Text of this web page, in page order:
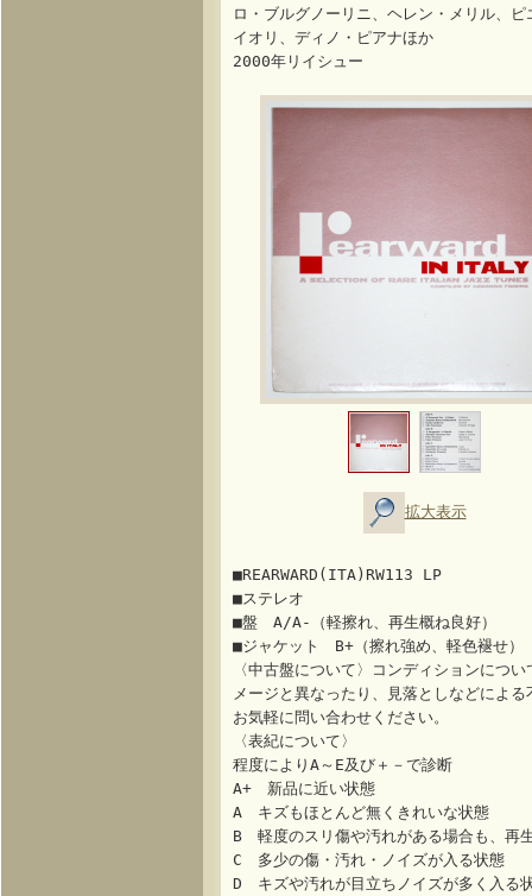
ロ・ブルグノーリニ、ヘレン・メリル、
イオリ、ディノ・ピアナほか
2000年リイシュー
拡大表示
■REARWARD(ITA)RW113 LP
■ステレオ
■盤 A/A-（軽擦れ、再生概ね良好）
■ジャケット B+（擦れ強め、軽色褪せ）
〈中古盤について〉コンディションにつ
メージと異なったり、見落としなどによ
お気軽に問い合わせください。
〈表紀について〉
程度によりA～E及び＋－で診断
A+ 新品に近い状態
A キズもほとんど無くきれいな状態
B 軽度のスリ傷や汚れがある場合も、再
C 多少の傷・汚れ・ノイズが入る状態
D キズや汚れが目立ちノイズが多く入る